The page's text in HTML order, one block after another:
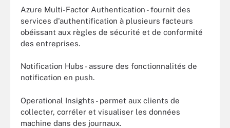
Azure Multi-Factor Authentication - fournit des
services d'authentification à plusieurs facteurs
obéissant aux règles de sécurité et de conformité
des entreprises.
Notification Hubs - assure des fonctionnalités de
notification en push.
Operational Insights - permet aux clients de
collecter, corréler et visualiser les données
machine dans des journaux.